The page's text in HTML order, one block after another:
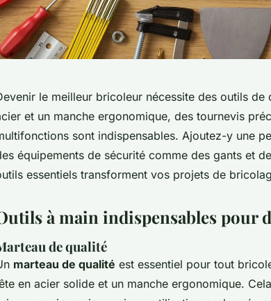
le meilleur bricoleur nécessite des outils de
et un manche ergonomique, des tournevis
sont indispensables. Ajoutez-y une
équipements de sécurité comme des gants et
essentiels transforment vos projets de
à main indispensables pour
de qualité
marteau de qualité est essentiel pour tout
en acier solide et un manche ergonomique.